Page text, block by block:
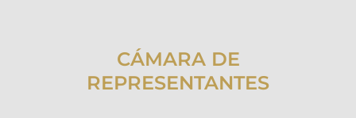
CÁMARA DE
REPRESENTANTES